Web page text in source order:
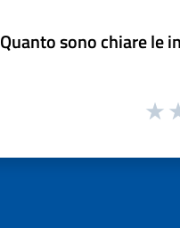
Quanto sono chiare le